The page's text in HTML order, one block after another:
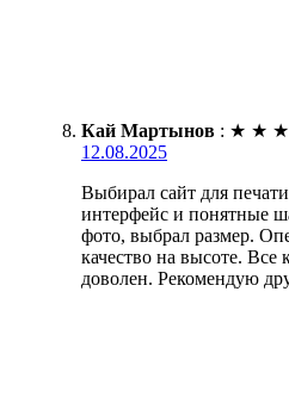
Кай Мартынов : ★ ★ ★
12.08.2025
Выбирал сайт для
интерфейс и понятные
фото, выбрал размер.
качество на высоте. Все
доволен. Рекомендую